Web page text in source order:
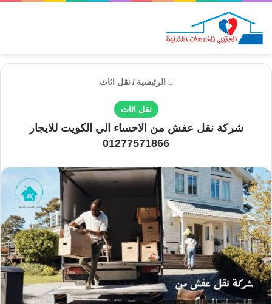
الرئيسية / نقل اثاث
نقل اثاث
شركة نقل عفش من الاحساء الي الكويت للايجار
01277571866